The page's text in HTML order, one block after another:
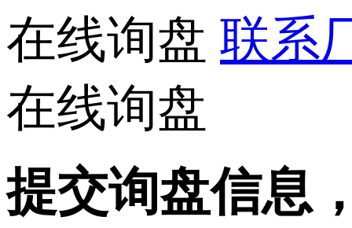
在线询盘 联系
在线询盘
提交询盘信息